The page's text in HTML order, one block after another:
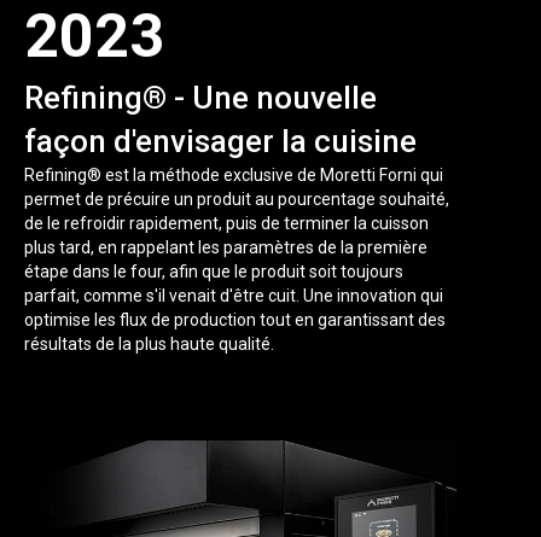
2023
Refining® - Une nouvelle
façon d'envisager la cuisine
Refining® est la méthode exclusive de Moretti Forni qui
permet de précuire un produit au pourcentage souhaité,
de le refroidir rapidement, puis de terminer la cuisson
plus tard, en rappelant les paramètres de la première
étape dans le four, afin que le produit soit toujours
parfait, comme s'il venait d'être cuit. Une innovation qui
optimise les flux de production tout en garantissant des
résultats de la plus haute qualité.